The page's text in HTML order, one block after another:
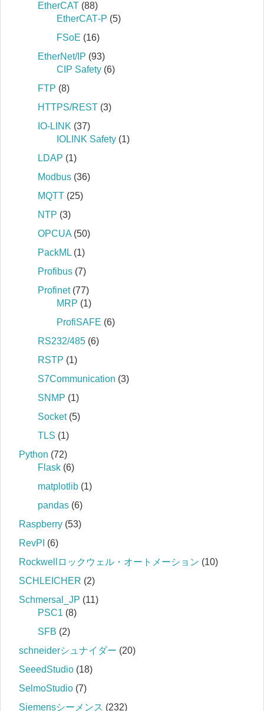
EtherCAT (88)
EtherCAT‐P (5)
FSoE (16)
EtherNet/IP (93)
CIP Safety (6)
FTP (8)
HTTPS/REST (3)
IO-LINK (37)
IOLINK Safety (1)
LDAP (1)
Modbus (36)
MQTT (25)
NTP (3)
OPCUA (50)
PackML (1)
Profibus (7)
Profinet(77)
MRP (1)
ProfiSAFE (6)
RS232/485 (6)
RSTP (1)
S7Communication (3)
SNMP (1)
Socket(5)
TLS (1)
Python (72)
Flask (6)
matplotlib (1)
pandas (6)
Raspberry (53)
RevPI (6)
Rockwellロックウェル・オートメーション (10)
SCHLEICHER (2)
Schmersal_JP (11)
PSC1 (8)
SFB (2)
schneiderシュナイダー (20)
SeeedStudio (18)
SelmoStudio (7)
Siemensシーメンス (232)